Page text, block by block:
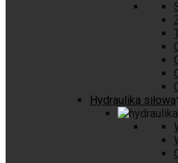
Hydraulika siłowa